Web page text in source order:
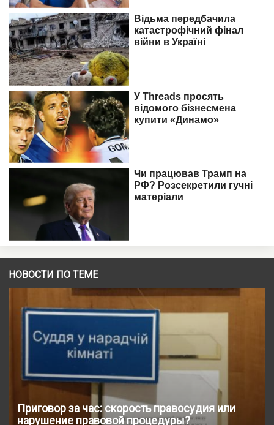
НОВОСТИ ПО ТЕМЕ
Приговор за час: скорость правосудия или
нарушение правовой процедуры?